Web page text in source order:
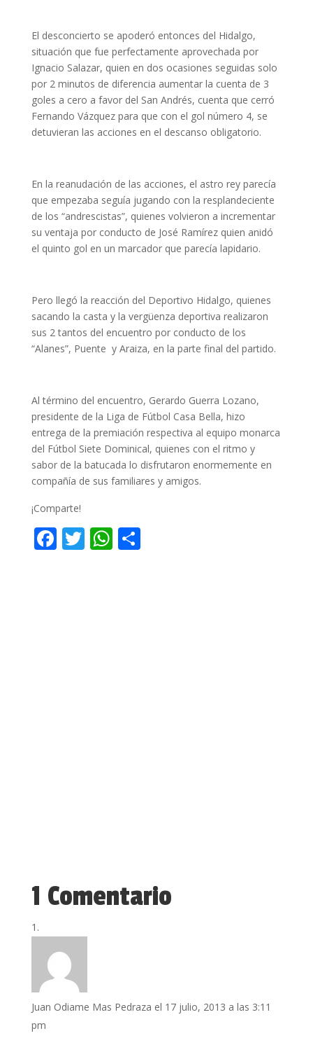
El desconcierto se apoderó entonces del Hidalgo,
situación que fue perfectamente aprovechada por
Ignacio Salazar, quien en dos ocasiones seguidas solo
por 2 minutos de diferencia aumentar la cuenta de 3
goles a cero a favor del San Andrés, cuenta que cerró
Fernando Vázquez para que con el gol número 4, se
detuvieran las acciones en el descanso obligatorio.
En la reanudación de las acciones, el astro rey parecía
que empezaba seguía jugando con la resplandeciente
de los “andrescistas”, quienes volvieron a incrementar
su ventaja por conducto de José Ramírez quien anidó
el quinto gol en un marcador que parecía lapidario.
Pero llegó la reacción del Deportivo Hidalgo, quienes
sacando la casta y la vergüenza deportiva realizaron
sus 2 tantos del encuentro por conducto de los
“Alanes”, Puente y Araiza, en la parte final del partido.
Al término del encuentro, Gerardo Guerra Lozano,
presidente de la Liga de Fútbol Casa Bella, hizo
entrega de la premiación respectiva al equipo monarca
del Fútbol Siete Dominical, quienes con el ritmo y
sabor de la batucada lo disfrutaron enormemente en
compañía de sus familiares y amigos.
¡Comparte!
F T W C
1 Comentario
Juan Odiame Mas Pedraza el 17 julio, 2013 a las 3:11
pm